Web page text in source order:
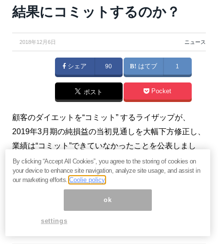
結果にコミットするのか？
2018年12月6日 ニュース
シェア 90 はてブ 1
ポスト Pocket
顧客のダイエットを“コミット” するライザップが、
2019年3月期の純損益の当初見通しを大幅下方修正し、
業績は“コミット”できていなかったことを公表しまし
た。（『らぽーる・マガジン』）
※本記事は、『らぽーる・マガジン
の一部抜粋です。ご興味を持たれた方はぜひこの機会
今月すべて無料のお試し購読をどうぞ。
By clicking “Accept All Cookies”, you agree to the storing of cookies on
your device to enhance site navigation, analyze site usage, and assist in
our marketing efforts.Coolie policy
ok
settings